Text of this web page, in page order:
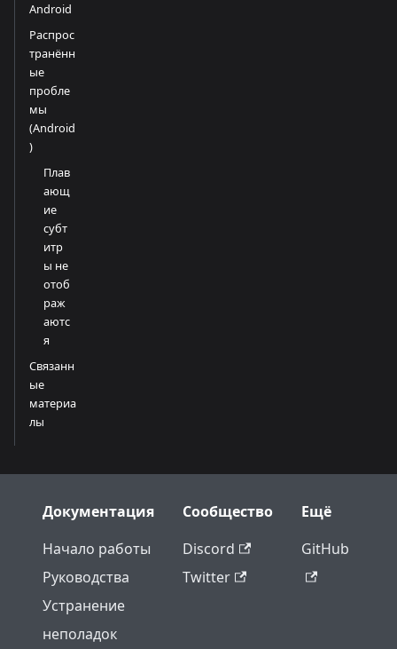
Android
Распрос
транённ
ые
пробле
мы
(Android
)
Плав
ающ
ие
субт
итр
ы не
отоб
раж
аютс
я
Связанн
ые
материа
лы
Документация
Начало работы
Руководства
Устранение
неполадок
Сообщество
Discord
Twitter
Ещё
GitHub